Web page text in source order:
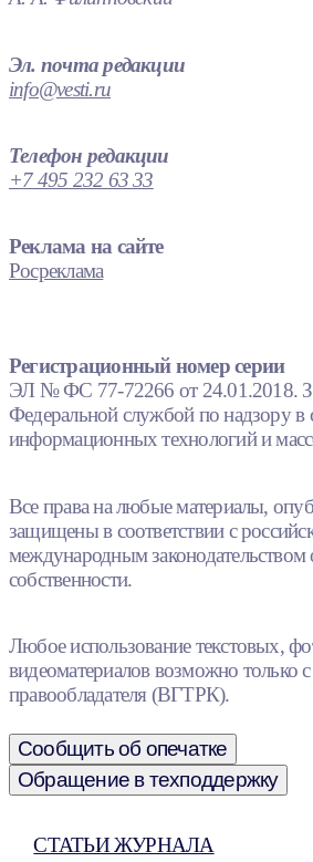
Эл. почта редакции
info@vesti.ru
Телефон редакции
+7 495 232 63 33
Реклама на сайте
Росреклама
Регистрационный номер серии
ЭЛ № ФС 77-72266 от 24.01.2018.
Федеральной службой по надзору в
информационных технологий и
Все права на любые материалы,
защищены в соответствии с
международным законодательством
собственности.
Любое использование текстовых,
видеоматериалов возможно только с
правообладателя (ВГТРК).
Сообщить об опечатке
Обращение в техподдержку
СТАТЬИ ЖУРНАЛА